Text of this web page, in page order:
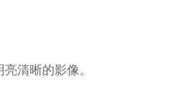
清晰的影像。